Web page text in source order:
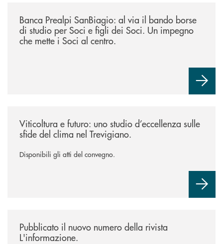
Banca Prealpi SanBiagio: al via il bando borse
di studio per Soci e figli dei Soci. Un impegno
che mette i Soci al centro.
Viticoltura e futuro: uno studio d’eccellenza sulle
sfide del clima nel Trevigiano.
Disponibili gli atti del convegno.
Pubblicato il nuovo numero della rivista
L'informazione.